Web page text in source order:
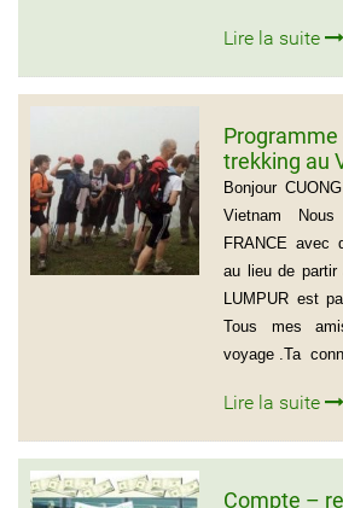
Lire la suite
trekking au
groupe
personnes)
Bonjour
Vietnam
FRANCE avec
au lieu de
LUMPUR est
Tous mes
voyage .Ta
Lire la suite
Compte –